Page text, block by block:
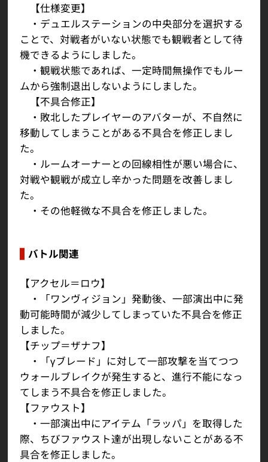
【仕様変更】
・デュエルステーションの中央部分を選択する
ことで、対戦者がいない状態でも観戦者として待
機できるようにしました。
・観戦状態であれば、一定時間無操作でもルー
ムから強制退出しないようにしました。
【不具合修正】
・敗北したプレイヤーのアバターが、不自然に
移動してしまうことがある不具合を修正しまし
た。
・ルームオーナーとの回線相性が悪い場合に、
対戦や観戦が成立し辛かった問題を改善しまし
た。
・その他軽微な不具合を修正しました。
バトル関連
【アクセル＝ロウ】
・「ワンヴィジョン」発動後、一部演出中に発
動可能時間が減少してしまっていた不具合を修正
しました。
【チップ＝ザナフ】
・「γブレード」に対して一部攻撃を当てつつ
ウォールブレイクが発生すると、進行不能になっ
てしまう不具合を修正しました。
【ファウスト】
・一部演出中にアイテム「ラッパ」を取得した
際、ちびファウスト達が出現しないことがある不
具合を修正しました。